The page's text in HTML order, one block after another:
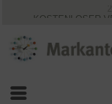
KOSTENLOSER